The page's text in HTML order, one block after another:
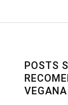
POSTS
VEGANA